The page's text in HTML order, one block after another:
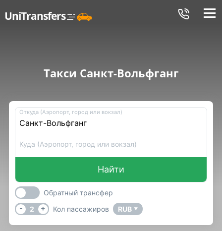
UniTransfers Меню
Такси Санкт-Вольфганг
Откуда (Аэропорт, город или вокзал)
Куда (Аэропорт, город или вокзал)
Найти
Обратный трансфер
-
2 + Кол пассажиров RUB ▼